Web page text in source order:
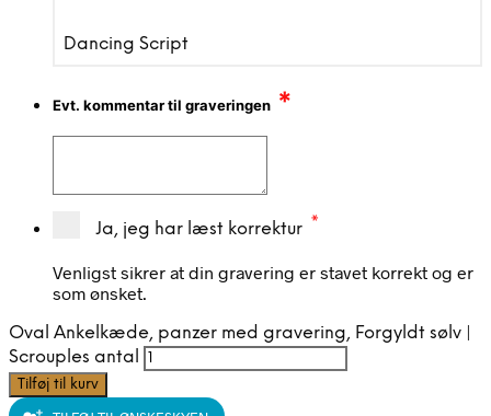
Dancing Script
Evt. kommentar til graveringen *
Ja, jeg har læst korrektur *
Venligst sikrer at din gravering er stavet korrekt og er
som ønsket.
Oval Ankelkæde, panzer med gravering, Forgyldt sølv |
Scrouples antal
Tilføj til kurv